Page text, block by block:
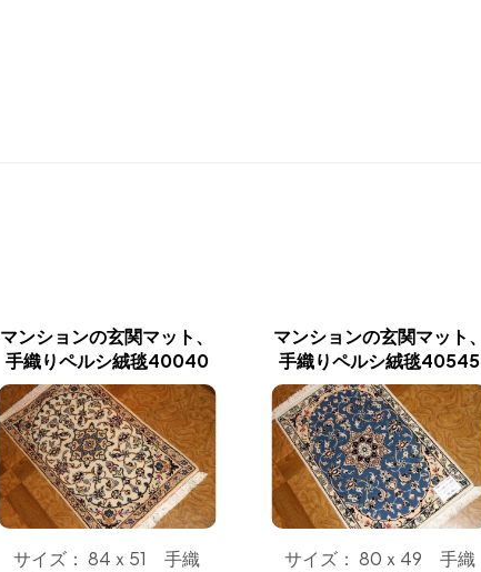
マンションの玄関マット、
手織りペルシ絨毯40040
サイズ： 84ｘ51 手織
マンションの玄関マット、
手織りペルシ絨毯40545
サイズ： 80ｘ49 手織